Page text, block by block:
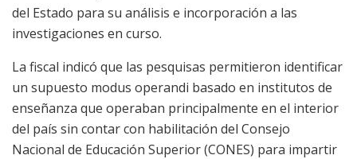
del Estado para su análisis e incorporación a las
investigaciones en curso.
La fiscal indicó que las pesquisas permitieron identificar
un supuesto modus operandi basado en institutos de
enseñanza que operaban principalmente en el interior
del país sin contar con habilitación del Consejo
Nacional de Educación Superior (CONES) para impartir